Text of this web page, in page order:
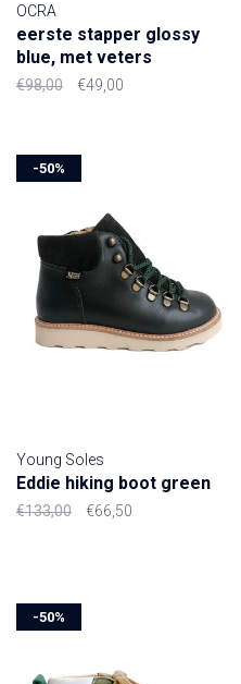
OCRA
eerste stapper glossy
blue, met veters
€98,00 €49,00
-50%
Young Soles
Eddie hiking boot green
€133,00 €66,50
-50%